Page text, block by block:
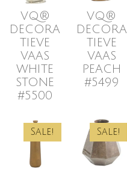
VQ®
DECORA
TIEVE
VAAS
WHITE
STONE
#5500
VQ®
DECORA
TIEVE
VAAS
PEACH
#5499
Sale! Sale!